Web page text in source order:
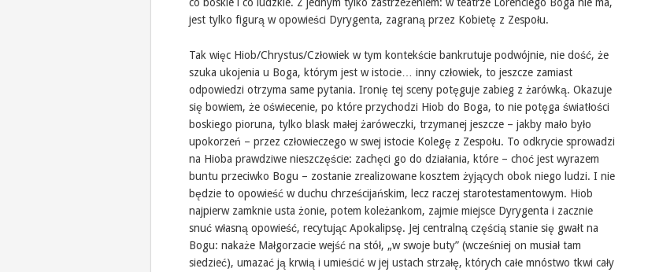
jest tylko figurą w opowieści Dyrygenta, zagraną przez Kobietę z Zespołu.
Tak więc Hiob/Chrystus/Człowiek w tym kontekście bankrutuje podwójnie, nie dość, że
szuka ukojenia u Boga, którym jest w istocie… inny człowiek, to jeszcze zamiast
odpowiedzi otrzyma same pytania. Ironię tej sceny potęguje zabieg z żarówką. Okazuje
się bowiem, że oświecenie, po które przychodzi Hiob do Boga, to nie potęga światłości
boskiego pioruna, tylko blask małej żaróweczki, trzymanej jeszcze – jakby mało było
upokorzeń – przez człowieczego w swej istocie Kolegę z Zespołu. To odkrycie sprowadzi
na Hioba prawdziwe nieszczęście: zachęci go do działania, które – choć jest wyrazem
buntu przeciwko Bogu – zostanie zrealizowane kosztem żyjących obok niego ludzi. I nie
będzie to opowieść w duchu chrześcijańskim, lecz raczej starotestamentowym. Hiob
najpierw zamknie usta żonie, potem koleżankom, zajmie miejsce Dyrygenta i zacznie
snuć własną opowieść, recytując Apokalipsę. Jej centralną częścią stanie się gwałt na
Bogu: nakaże Małgorzacie wejść na stół, „w swoje buty” (wcześniej on musiał tam
siedzieć), umazać ją krwią i umieścić w jej ustach strzałę, których całe mnóstwo tkwi cały